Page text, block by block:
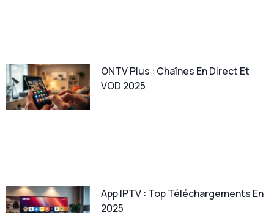
ONTV Plus : Chaînes En Direct Et
VOD 2025
App IPTV : Top Téléchargements En
2025